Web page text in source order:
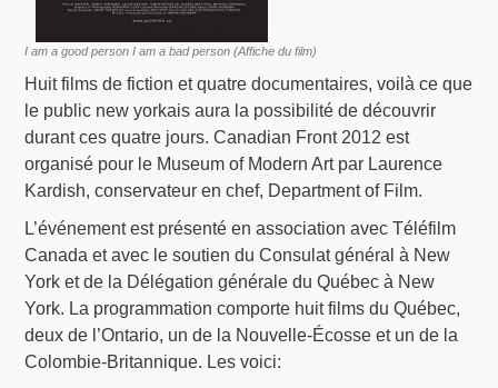
I am a good person I am a bad person (Affiche du film)
Huit films de fiction et quatre documentaires, voilà ce que
le public new yorkais aura la possibilité de découvrir
durant ces quatre jours. Canadian Front 2012 est
organisé pour le Museum of Modern Art par Laurence
Kardish, conservateur en chef, Department of Film.
L’événement est présenté en association avec Téléfilm
Canada et avec le soutien du Consulat général à New
York et de la Délégation générale du Québec à New
York. La programmation comporte huit films du Québec,
deux de l’Ontario, un de la Nouvelle-Écosse et un de la
Colombie-Britannique. Les voici: